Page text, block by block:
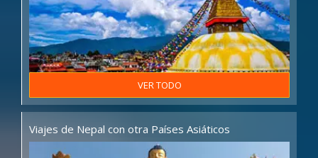
VER TODO
Viajes de Nepal con otra Países Asiáticos